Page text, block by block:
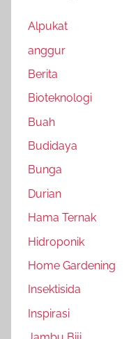
Alpukat
anggur
Berita
Bioteknologi
Buah
Budidaya
Bunga
Durian
Hama Ternak
Hidroponik
Home Gardening
Insektisida
Inspirasi